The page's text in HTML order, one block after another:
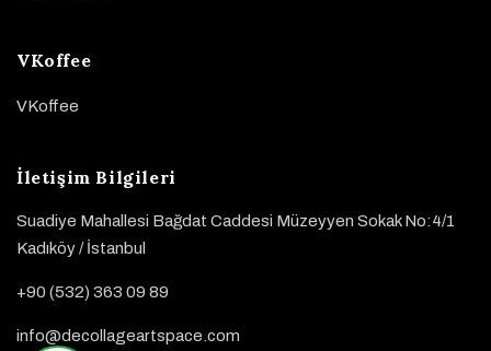
VKoffee
VKoffee
İletişim Bilgileri
Suadiye Mahallesi Bağdat Caddesi Müzeyyen Sokak No:4/1
Kadıköy / İstanbul
+90 (532) 363 09 89
info@decollageartspace.com